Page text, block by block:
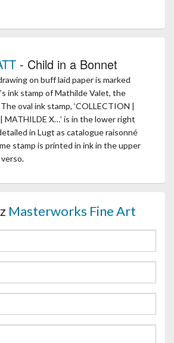
- Child in a Bonnet
on buff laid paper is marked
ink stamp of Mathilde Valet, the
oval ink stamp, ‘COLLECTION |
MATHILDE X…’ is in the lower right
in Lugt as catalogue raisonné
stamp is printed in ink in the upper
Masterworks Fine Art